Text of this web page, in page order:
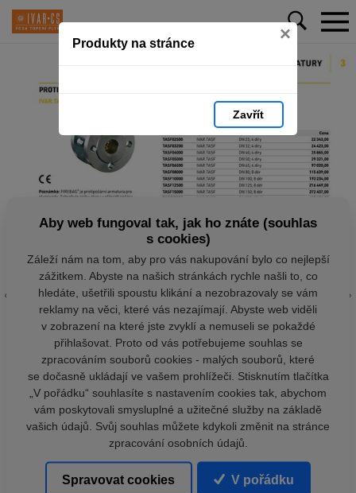
Produkty na stránce ×
Zavřít
Aby web fungoval tak, jak ho znáte (souhlas
s cookies)
Záleží nám na tom, aby pro vás nakupování bylo co nejlepší
zážitkem. Abyste na našich stránkách rychle našli to, co
hledáte, ušetřili spoustu klikání a nezobrazovaly se vám
reklamy na věci, které vás nezajímají. Abyste web viděli
v zobrazení na které jste zvyklí a nemuseli se pokaždé
přihlašovat. Proto od vás potřebujeme souhlas se
zpracováním souborů cookies - malých souborů, které
se dočasně ukládají ve vašem prohlížeči. Stisknutím tlačítka
„V pořádku“ souhlasíte s nastavením cookies tak, abychom
vám poskytovali smysluplné a užitečné služby na základě
vašich údajů. Svůj souhlas můžete kdykoli změnit na stránce
zpracování osobních údajů.
Spravovat cookies V pořádku